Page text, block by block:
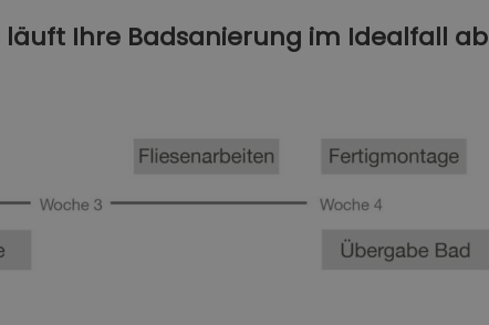
läuft Ihre Badsanierung im Idealfall ab